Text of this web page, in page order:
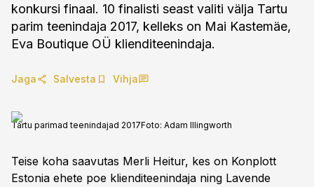
konkursi finaal. 10 finalisti seast valiti välja Tartu
parim teenindaja 2017, kelleks on Mai Kastemäe,
Eva Boutique OÜ klienditeenindaja.
Jaga Salvesta Vihja
Tartu parimad teenindajad 2017Foto: Adam Illingworth
Teise koha saavutas Merli Heitur, kes on Konplott
Estonia ehete poe klienditeenindaja ning Lavende